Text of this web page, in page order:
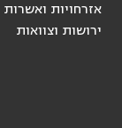
אזרחויות ואשרות
ירושות וצוואות